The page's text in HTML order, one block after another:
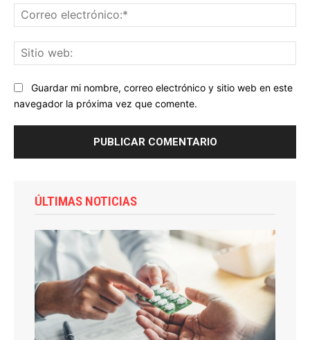
Guardar mi nombre, correo electrónico y sitio web en este
navegador la próxima vez que comente.
ÚLTIMAS NOTICIAS